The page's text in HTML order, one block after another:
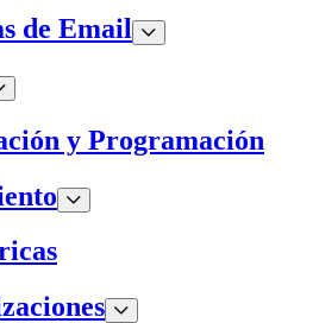
de Email
y Programación